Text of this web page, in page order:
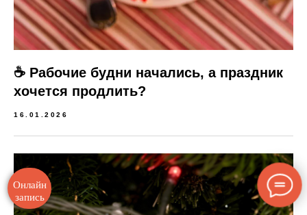
Онлайн
запись
☕️ Рабочие будни начались, а праздник
хочется продлить?
16.01.2026